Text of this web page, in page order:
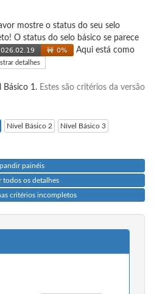
mostre o status do seu selo
O status do selo básico se parece
Aqui está como
detalhes
Básico 1. Estes são critérios da versão
Nível Básico 2 Nível Básico 3
painéis
todos os detalhes
critérios incompletos